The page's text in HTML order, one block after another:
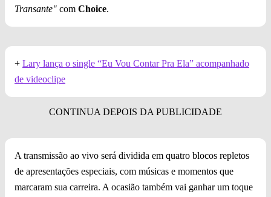
Transante" com Choice.
+ Lary lança o single “Eu Vou Contar Pra Ela” acompanhado
de videoclipe
A transmissão ao vivo será dividida em quatro blocos repletos
de apresentações especiais, com músicas e momentos que
marcaram sua carreira. A ocasião também vai ganhar um toque